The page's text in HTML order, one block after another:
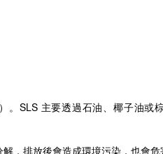
SLS 主要透過石油、椰子油或
，排放後會造成環境污染，也會